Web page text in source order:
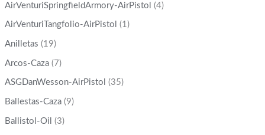
AirVenturiSpringfieldArmory-AirPistol (4)
AirVenturiTangfolio-AirPistol (1)
Anilletas (19)
Arcos-Caza (7)
ASGDanWesson-AirPistol (35)
Ballestas-Caza (9)
Ballistol-Oil (3)